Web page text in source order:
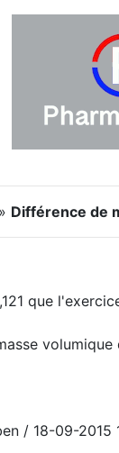
Différence de
que
volumique
/ 18-09-2015